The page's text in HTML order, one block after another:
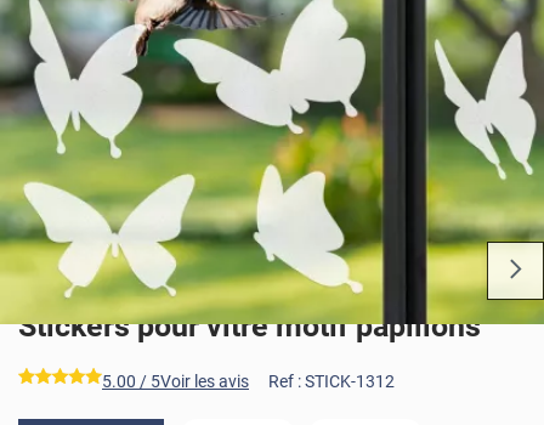
Stickers pour vitre motif papillons
*****
5.00 / 5Voir les avis Ref :STICK-1312